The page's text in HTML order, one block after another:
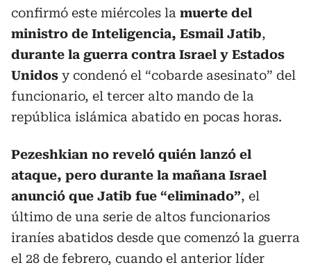
confirmó este miércoles la muerte del
ministro de Inteligencia, Esmail Jatib,
durante la guerra contra Israel y Estados
Unidos y condenó el “cobarde asesinato” del
funcionario, el tercer alto mando de la
república islámica abatido en pocas horas.
Pezeshkian no reveló quién lanzó el
ataque, pero durante la mañana Israel
anunció que Jatib fue “eliminado”, el
último de una serie de altos funcionarios
iraníes abatidos desde que comenzó la guerra
el 28 de febrero, cuando el anterior líder